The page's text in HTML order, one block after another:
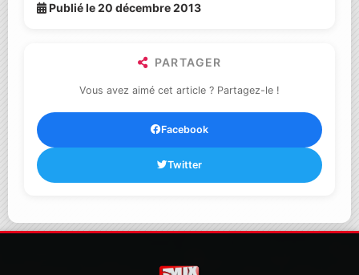
Publié le 20 décembre 2013
PARTAGER
Vous avez aimé cet article ? Partagez-le !
Facebook
Twitter